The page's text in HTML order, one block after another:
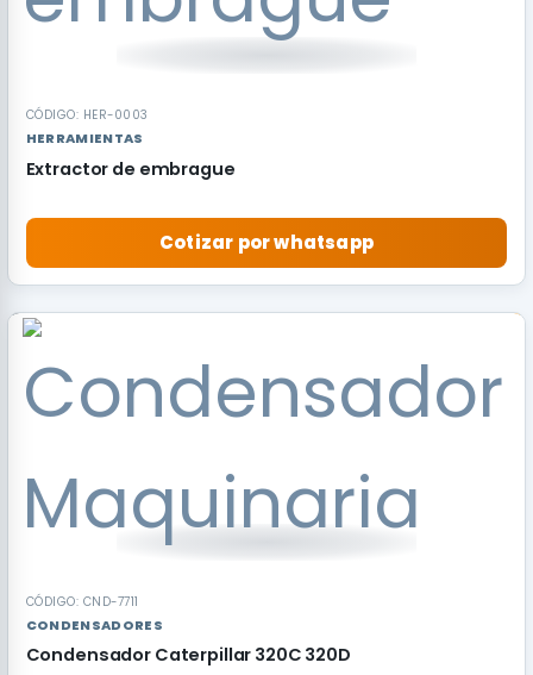
CÓDIGO: HER-0003
HERRAMIENTAS
Extractor de embrague
Cotizar por whatsapp
RECOMENDADO
CÓDIGO: CND-7711
CONDENSADORES
Condensador Caterpillar 320C 320D